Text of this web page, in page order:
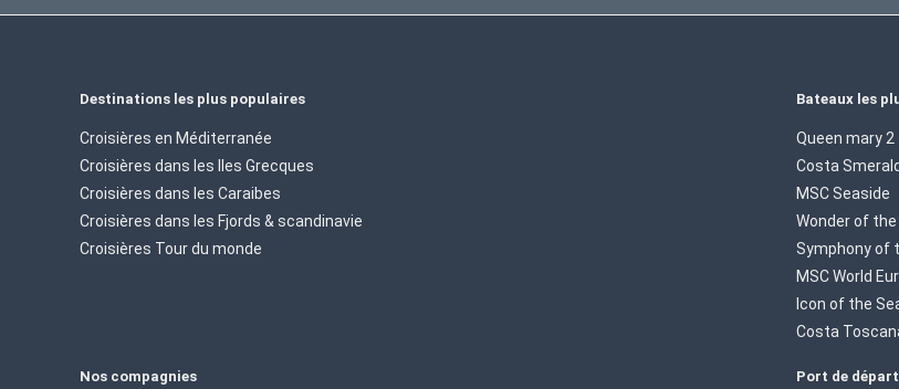
Destinations les plus populaires
Croisières en Méditerranée
Croisières dans les Iles Grecques
Croisières dans les Caraibes
Croisières dans les Fjords & scandinavie
Croisières Tour du monde
Bateaux les
Queen mary 2
Costa
MSC Seaside
Wonder of
Symphony of
MSC World
Icon of the
Costa
Nos compagnies Port de départ